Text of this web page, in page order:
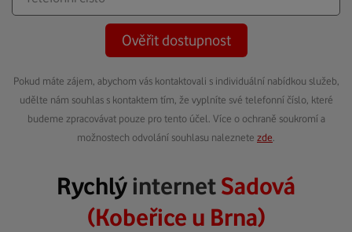
Ověřit dostupnost
Pokud máte zájem, abychom vás kontaktovali s individuální nabídkou služeb,
udělte nám souhlas s kontaktem tím, že vyplníte své telefonní číslo, které
budeme zpracovávat pouze pro tento účel. Více o ochraně soukromí a
možnostech odvolání souhlasu naleznete zde
RychlýinternetSadová
(Kobeřice u Brna)